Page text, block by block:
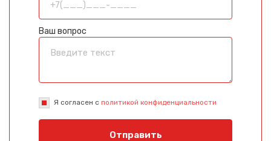
Ваш вопрос
Я согласен с политикой конфиденциальности
Отправить